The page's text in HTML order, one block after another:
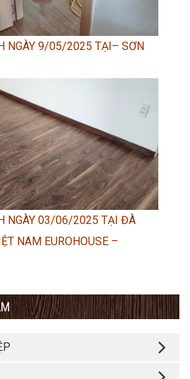
NGÀY 9/05/2025 TẠI– SƠN
NGÀY 03/06/2025 TẠI ĐÀ
NAM EUROHOUSE –